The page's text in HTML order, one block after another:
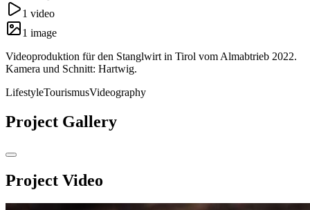
1 video
1 image
Videoproduktion für den Stanglwirt in Tirol vom Almabtrieb 2022.
Kamera und Schnitt: Hartwig.
LifestyleTourismusVideography
Project Gallery
Project Video